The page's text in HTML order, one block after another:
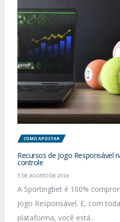
COMO APOSTAR
Recursos de Jogo Responsável
controle
5 DE AGOSTO DE 2026
A Sportingbet é 100%
Jogo Responsável. E, com
plataforma, você está...